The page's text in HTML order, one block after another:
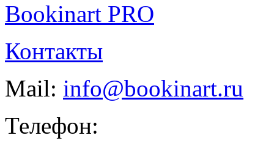
Bookinart PRO
Контакты
Mail: info@bookinart.ru
Телефон: